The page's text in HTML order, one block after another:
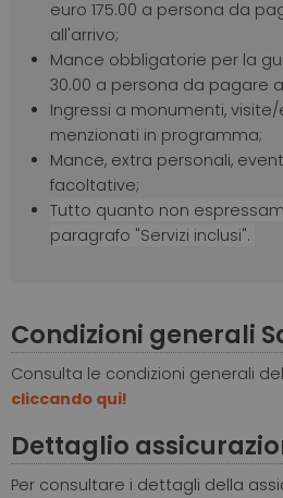
euro 175.00 a persona da
all'arrivo;
Mance obbligatorie per la
30.00 a persona da pagare
Ingressi a monumenti,
menzionati in programma;
Mance, extra personali,
facoltative;
Tutto quanto non
paragrafo "Servizi inclusi".
Condizioni generali
Consulta le condizioni generali
cliccando qui!
Dettaglio
Per consultare i dettagli della